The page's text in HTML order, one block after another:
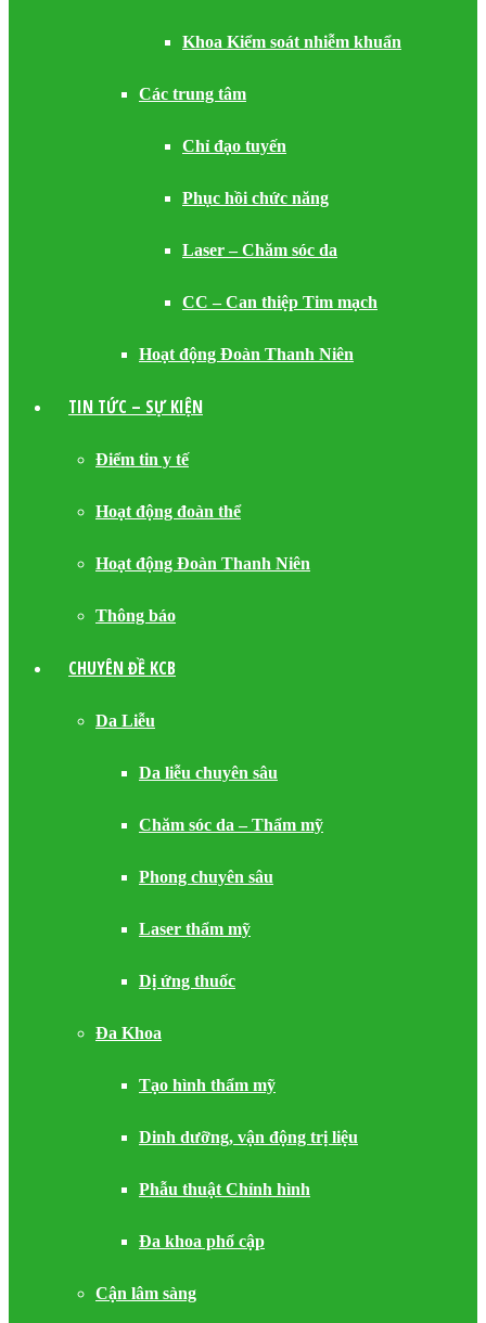
Khoa Kiểm soát nhiễm khuẩn
Các trung tâm
Chỉ đạo tuyến
Phục hồi chức năng
Laser – Chăm sóc da
CC – Can thiệp Tim mạch
Hoạt động Đoàn Thanh Niên
TIN TỨC – SỰ KIỆN
Điểm tin y tế
Hoạt động đoàn thể
Hoạt động Đoàn Thanh Niên
Thông báo
CHUYÊN ĐỀ KCB
Da Liễu
Da liễu chuyên sâu
Chăm sóc da – Thẩm mỹ
Phong chuyên sâu
Laser thẩm mỹ
Dị ứng thuốc
Đa Khoa
Tạo hình thẩm mỹ
Dinh dưỡng, vận động trị liệu
Phẫu thuật Chỉnh hình
Đa khoa phổ cập
Cận lâm sàng